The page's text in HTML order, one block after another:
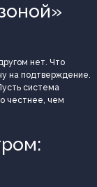
нет. Что
на подтверждение.
система
честнее, чем